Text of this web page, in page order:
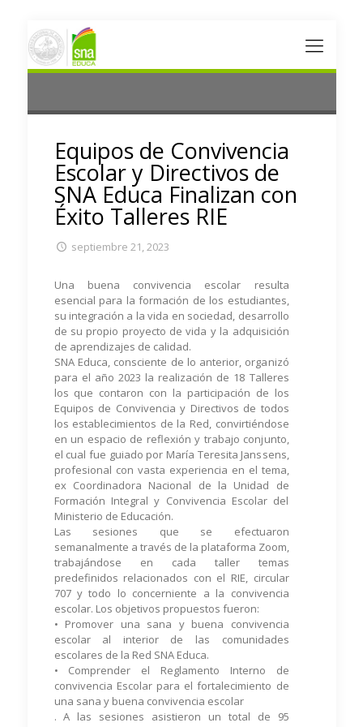
Equipos de Convivencia
Escolar y Directivos de
SNA Educa Finalizan con
Éxito Talleres RIE
septiembre 21, 2023
Una buena convivencia escolar resulta
esencial para la formación de los estudiantes,
su integración a la vida en sociedad, desarrollo
de su propio proyecto de vida y la adquisición
de aprendizajes de calidad.
SNA Educa, consciente de lo anterior, organizó
para el año 2023 la realización de 18 Talleres
los que contaron con la participación de los
Equipos de Convivencia y Directivos de todos
los establecimientos de la Red, convirtiéndose
en un espacio de reflexión y trabajo conjunto,
el cual fue guiado por María Teresita Janssens,
profesional con vasta experiencia en el tema,
ex Coordinadora Nacional de la Unidad de
Formación Integral y Convivencia Escolar del
Ministerio de Educación.
Las sesiones que se efectuaron
semanalmente a través de la plataforma Zoom,
trabajándose en cada taller temas
predefinidos relacionados con el RIE, circular
707 y todo lo concerniente a la convivencia
escolar. Los objetivos propuestos fueron:
• Promover una sana y buena convivencia
escolar al interior de las comunidades
escolares de la Red SNA Educa.
• Comprender el Reglamento Interno de
convivencia Escolar para el fortalecimiento de
una sana y buena convivencia escolar
. A las sesiones asistieron un total de 95